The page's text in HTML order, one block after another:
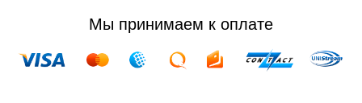
Мы принимаем к оплате